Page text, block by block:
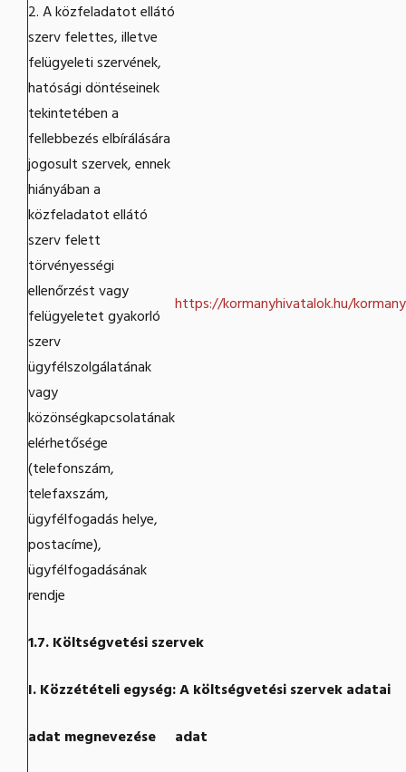
2. A közfeladatot ellátó
szerv felettes, illetve
felügyeleti szervének,
hatósági döntéseinek
tekintetében a
fellebbezés elbírálására
jogosult szervek, ennek
hiányában a
közfeladatot ellátó
szerv felett
törvényességi
ellenőrzést vagy
felügyeletet gyakorló
szerv
ügyfélszolgálatának
vagy
közönségkapcsolatának
elérhetősége
(telefonszám,
telefaxszám,
ügyfélfogadás helye,
postacíme),
ügyfélfogadásának
rendje
https://kormanyhivatalok.hu/
1.7. Költségvetési szervek
I. Közzétételi egység: A költségvetési szervek adatai
adat megnevezése
adat